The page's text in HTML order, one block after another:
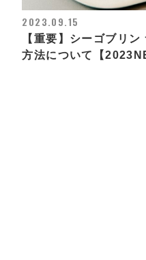
2023.09.15
【重要】シーゴブリ
方法について【